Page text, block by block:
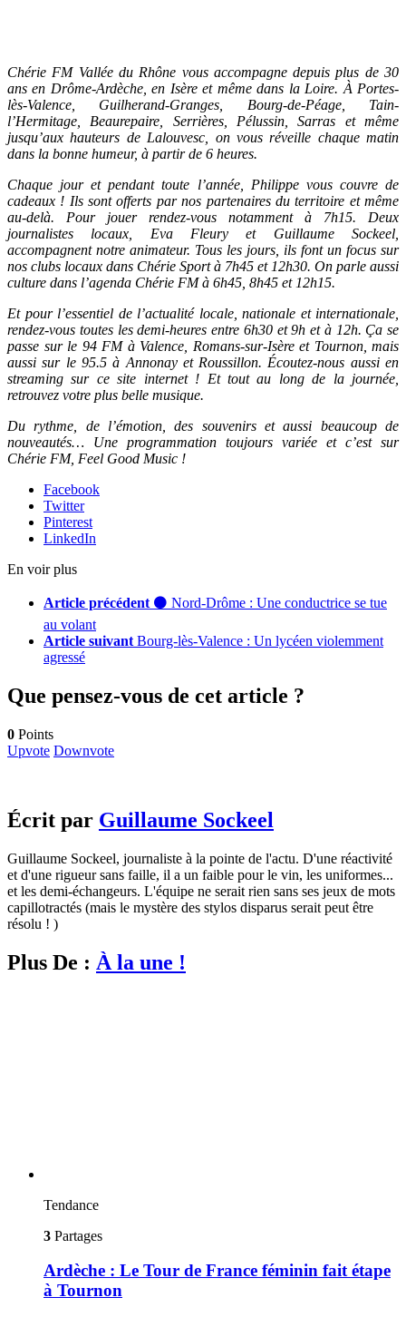
Chérie FM Vallée du Rhône vous accompagne depuis plus de 30
ans en Drôme-Ardèche, en Isère et même dans la Loire. À Portes-
lès-Valence, Guilherand-Granges, Bourg-de-Péage, Tain-
l’Hermitage, Beaurepaire, Serrières, Pélussin, Sarras et même
jusqu’aux hauteurs de Lalouvesc, on vous réveille chaque matin
dans la bonne humeur, à partir de 6 heures.
Chaque jour et pendant toute l’année, Philippe vous couvre de
cadeaux ! Ils sont offerts par nos partenaires du territoire et même
au-delà. Pour jouer rendez-vous notamment à 7h15. Deux
journalistes locaux, Eva Fleury et Guillaume Sockeel,
accompagnent notre animateur. Tous les jours, ils font un focus sur
nos clubs locaux dans Chérie Sport à 7h45 et 12h30. On parle aussi
culture dans l’agenda Chérie FM à 6h45, 8h45 et 12h15.
Et pour l’essentiel de l’actualité locale, nationale et internationale,
rendez-vous toutes les demi-heures entre 6h30 et 9h et à 12h. Ça se
passe sur le 94 FM à Valence, Romans-sur-Isère et Tournon, mais
aussi sur le 95.5 à Annonay et Roussillon. Écoutez-nous aussi en
streaming sur ce site internet ! Et tout au long de la journée,
retrouvez votre plus belle musique.
Du rythme, de l’émotion, des souvenirs et aussi beaucoup de
nouveautés… Une programmation toujours variée et c’est sur
Chérie FM, Feel Good Music !
Facebook
Twitter
Pinterest
LinkedIn
En voir plus
Article précédent ⚫ Nord-Drôme : Une conductrice se tue
au volant
Article suivant Bourg-lès-Valence : Un lycéen violemment
agressé
Que pensez-vous de cet article ?
0 Points
Upvote Downvote
Écrit par Guillaume Sockeel
Guillaume Sockeel, journaliste à la pointe de l'actu. D'une réactivité
et d'une rigueur sans faille, il a un faible pour le vin, les uniformes...
et les demi-échangeurs. L'équipe ne serait rien sans ses jeux de mots
capillotractés (mais le mystère des stylos disparus serait peut être
résolu ! )
Plus De : À la une !
Tendance
3 Partages
Ardèche : Le Tour de France féminin fait étape
à Tournon